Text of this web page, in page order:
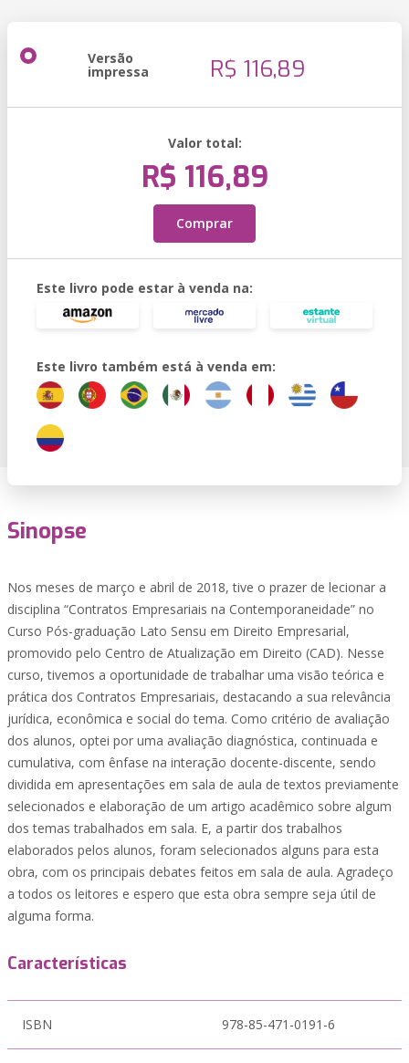
Versão
impressa R$ 116,89
Valor total:
R$ 116,89
Comprar
Este livro pode estar à venda na:
Este livro também está à venda em:
Sinopse
Nos meses de março e abril de 2018, tive o prazer de lecionar a
disciplina “Contratos Empresariais na Contemporaneidade” no
Curso Pós-graduação Lato Sensu em Direito Empresarial,
promovido pelo Centro de Atualização em Direito (CAD). Nesse
curso, tivemos a oportunidade de trabalhar uma visão teórica e
prática dos Contratos Empresariais, destacando a sua relevância
jurídica, econômica e social do tema. Como critério de avaliação
dos alunos, optei por uma avaliação diagnóstica, continuada e
cumulativa, com ênfase na interação docente-discente, sendo
dividida em apresentações em sala de aula de textos previamente
selecionados e elaboração de um artigo acadêmico sobre algum
dos temas trabalhados em sala. E, a partir dos trabalhos
elaborados pelos alunos, foram selecionados alguns para esta
obra, com os principais debates feitos em sala de aula. Agradeço
a todos os leitores e espero que esta obra sempre seja útil de
alguma forma.
Características
ISBN 978-85-471-0191-6